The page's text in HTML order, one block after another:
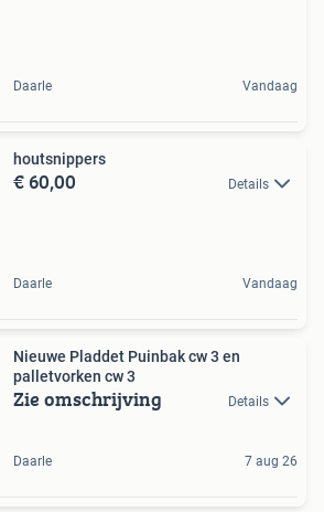
Daarle Vandaag
houtsnippers
€ 60,00 Details
Daarle Vandaag
Nieuwe Pladdet Puinbak cw 3 en
palletvorken cw 3
Zie omschrijving Details
Daarle 7 aug 26